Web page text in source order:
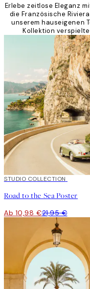
Erlebe zeitlose Eleganz
die Französische
unserem hauseigenen
Kollektion
50%*
STUDIO COLLECTION
Road to the Sea Poster
Ab 10,98 €21,95 €